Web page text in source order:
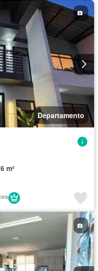
Departamento
m²